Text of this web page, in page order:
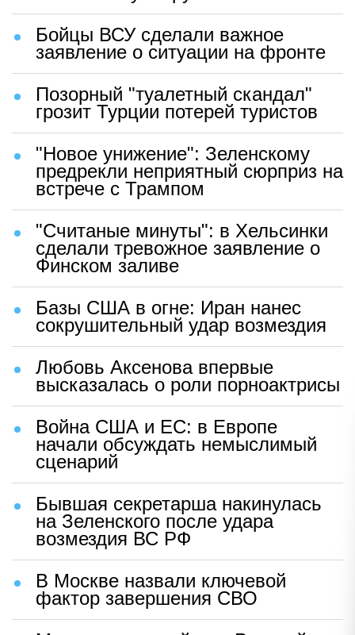
Бойцы ВСУ сделали важное
заявление о ситуации на фронте
Позорный "туалетный скандал"
грозит Турции потерей туристов
"Новое унижение": Зеленскому
предрекли неприятный сюрприз на
встрече с Трампом
"Считаные минуты": в Хельсинки
сделали тревожное заявление о
Финском заливе
Базы США в огне: Иран нанес
сокрушительный удар возмездия
Любовь Аксенова впервые
высказалась о роли порноактрисы
Война США и ЕС: в Европе
начали обсуждать немыслимый
сценарий
Бывшая секретарша накинулась
на Зеленского после удара
возмездия ВС РФ
В Москве назвали ключевой
фактор завершения СВО